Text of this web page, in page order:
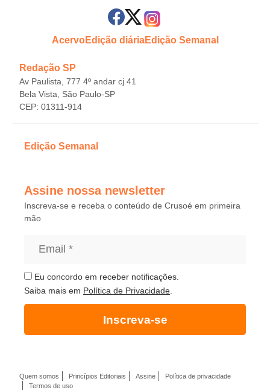
AcervoEdição diáriaEdição Semanal
Redação SP
Av Paulista, 777 4º andar cj 41
Bela Vista, São Paulo-SP
CEP: 01311-914
Edição Semanal
Assine nossa newsletter
Inscreva-se e receba o conteúdo de Crusoé em primeira
mão
Eu concordo em receber notificações.
Saiba mais em Política de Privacidade
Inscreva-se
Quem somos Princípios Editoriais Assine
Política de privacidade
Termos de uso